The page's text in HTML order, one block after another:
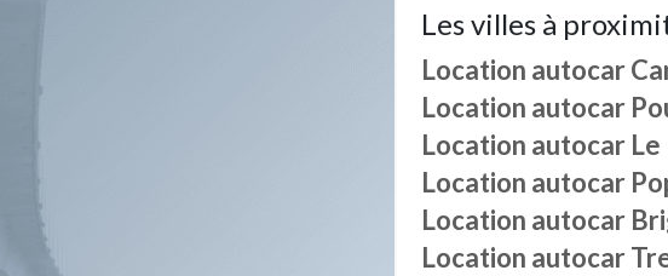
Les villes à
Location autocar
Location autocar
Location autocar
Location autocar
Location autocar
Location autocar